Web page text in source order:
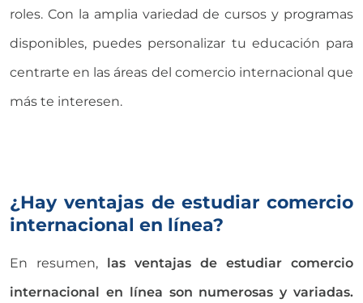
roles. Con la amplia variedad de cursos y programas
disponibles, puedes personalizar tu educación para
centrarte en las áreas del comercio internacional que
más te interesen.
¿Hay ventajas de estudiar comercio
internacional en línea?
En resumen, las ventajas de estudiar comercio
internacional en línea son numerosas y variadas.